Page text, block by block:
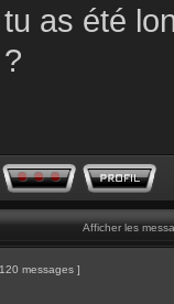
tu as été
?
Afficher les
messages ]